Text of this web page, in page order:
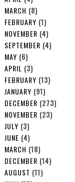
MARCH (8)
FEBRUARY (1)
NOVEMBER (4)
SEPTEMBER (4)
MAY (6)
APRIL (3)
FEBRUARY (13)
JANUARY (91)
DECEMBER (273)
NOVEMBER (23)
JULY (3)
JUNE (4)
MARCH (18)
DECEMBER (14)
AUGUST (11)